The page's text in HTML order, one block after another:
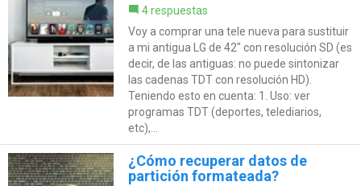
4 respuestas
Voy a comprar una tele nueva para sustituir
a mi antigua LG de 42" con resolución SD (es
decir, de las antiguas: no puede sintonizar
las cadenas TDT con resolución HD).
Teniendo esto en cuenta: 1. Uso: ver
programas TDT (deportes, telediarios,
etc),...
¿Cómo recuperar datos de
partición formateada?